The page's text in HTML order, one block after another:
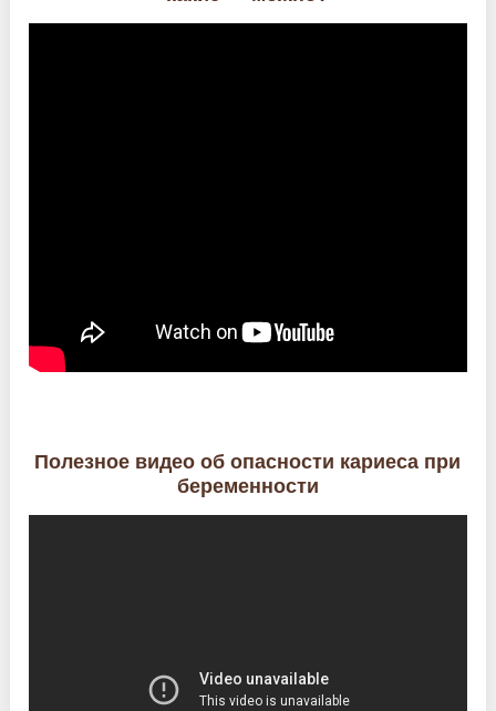
Полезное видео об опасности кариеса при
беременности